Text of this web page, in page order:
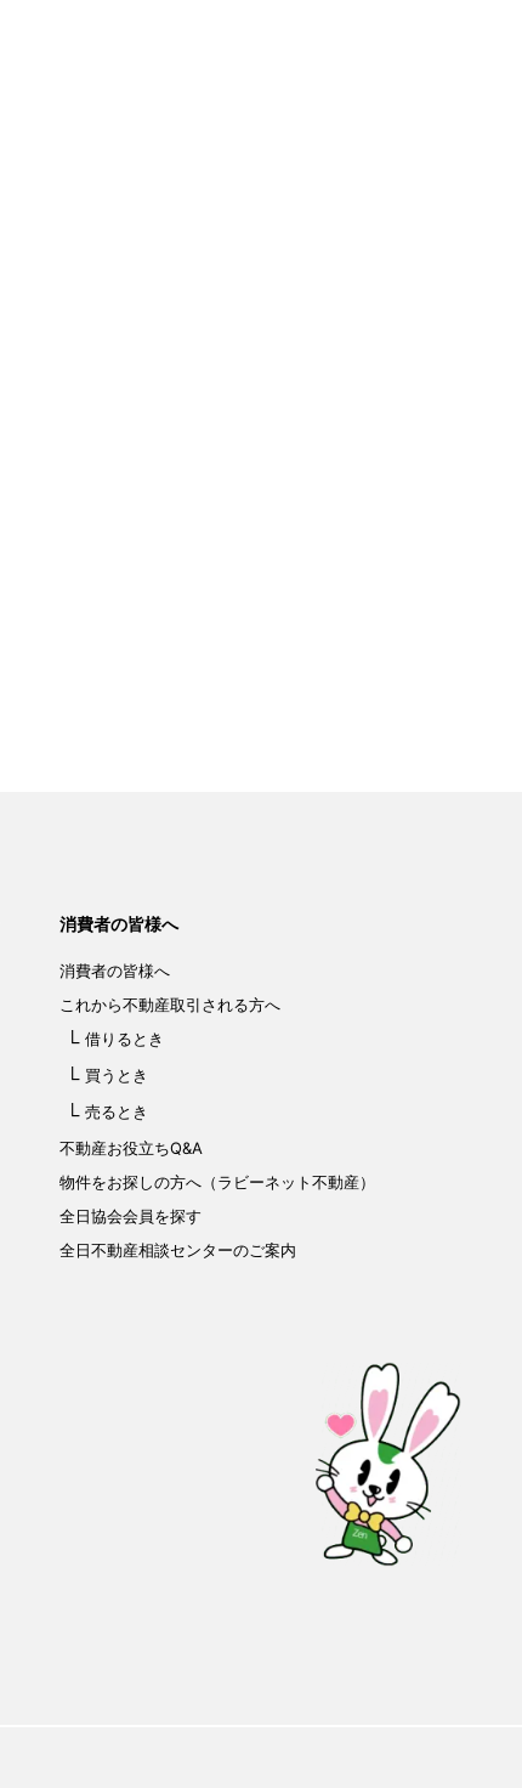
消費者の皆様へ
消費者の皆様へ
これから不動産取引される方へ
借りるとき
買うとき
売るとき
不動産お役立ちQ&A
物件をお探しの方へ（ラビーネット不動産）
全日協会会員を探す
全日不動産相談センターのご案内